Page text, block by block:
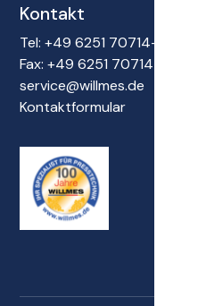
Kontakt
Tel: +49 6251 70714-0
Fax: +49 6251 70714-22
service@willmes.de
Kontaktformular